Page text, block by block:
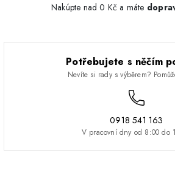
Nakúpte nad 0 Kč a máte
Potřebujete s něčím
Nevíte si rady s výběrem?
0918 541 163
V pracovní dny od 8:00 do